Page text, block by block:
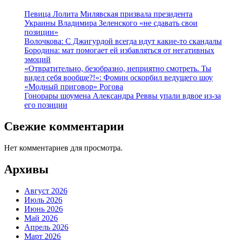
Певица Лолита Милявская призвала президента
Украины Владимира Зеленского «не сдавать свои
позиции»
Волочкова: С Джигурдой всегда идут какие-то скандалы
Бородина: мат помогает ей избавляться от негативных
эмоций
«Отвратительно, безобразно, неприятно смотреть. Ты
видел себя вообще?!»: Фомин оскорбил ведущего шоу
«Модный приговор» Рогова
Гонорары шоумена Александра Реввы упали вдвое из-за
его позиции
Свежие комментарии
Нет комментариев для просмотра.
Архивы
Август 2026
Июль 2026
Июнь 2026
Май 2026
Апрель 2026
Март 2026